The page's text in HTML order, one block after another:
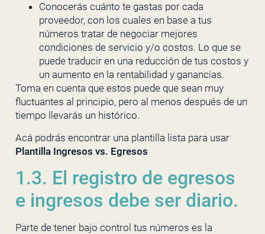
Conocerás cuánto te gastas por cada
proveedor, con los cuales en base a tus
números tratar de negociar mejores
condiciones de servicio y/o costos. Lo que se
puede traducir en una reducción de tus costos y
un aumento en la rentabilidad y ganancias.
Toma en cuenta que estos puede que sean muy
fluctuantes al principio, pero al menos después de un
tiempo llevarás un histórico.
Acá podrás encontrar una plantilla lista para usar
Plantilla Ingresos vs. Egresos
1.3. El registro de egresos
e ingresos debe ser diario.
Parte de tener bajo control tus números es la